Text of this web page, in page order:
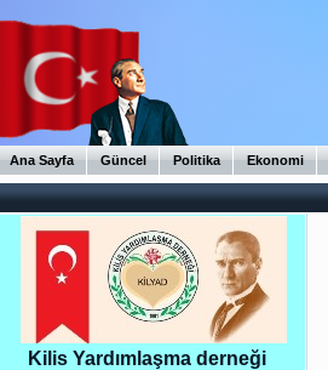
Ana Sayfa Güncel Politika Ekonomi
Kilis Yardımlaşma derneği